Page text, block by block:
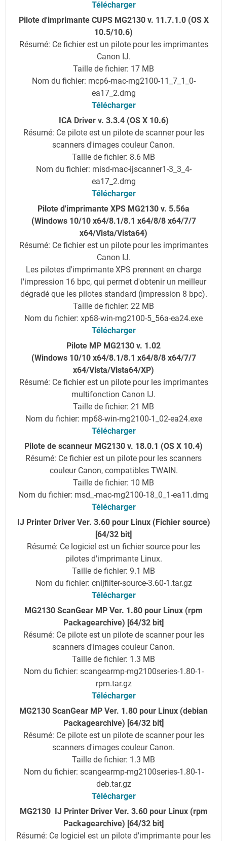
Télécharger
Pilote d'imprimante CUPS MG2130 v. 11.7.1.0 (OS X
10.5/10.6)
Résumé: Ce fichier est un pilote pour les imprimantes
Canon IJ.
Taille de fichier: 17 MB
Nom du fichier: mcp6-mac-mg2100-11_7_1_0-
ea17_2.dmg
Télécharger
ICA Driver v. 3.3.4 (OS X 10.6)
Résumé: Ce pilote est un pilote de scanner pour les
scanners d'images couleur Canon.
Taille de fichier: 8.6 MB
Nom du fichier: misd-mac-ijscanner1-3_3_4-
ea17_2.dmg
Télécharger
Pilote d'imprimante XPS MG2130 v. 5.56a
(Windows 10/10 x64/8.1/8.1 x64/8/8 x64/7/7
x64/Vista/Vista64)
Résumé: Ce fichier est un pilote pour les imprimantes
Canon IJ.
Les pilotes d'imprimante XPS prennent en charge
l'impression 16 bpc, qui permet d'obtenir un meilleur
dégradé que les pilotes standard (impression 8 bpc).
Taille de fichier: 22 MB
Nom du fichier: xp68-win-mg2100-5_56a-ea24.exe
Télécharger
Pilote MP MG2130 v. 1.02
(Windows 10/10 x64/8.1/8.1 x64/8/8 x64/7/7
x64/Vista/Vista64/XP)
Résumé: Ce fichier est un pilote pour les imprimantes
multifonction Canon IJ.
Taille de fichier: 21 MB
Nom du fichier: mp68-win-mg2100-1_02-ea24.exe
Télécharger
Pilote de scanneur MG2130 v. 18.0.1 (OS X 10.4)
Résumé: Ce fichier est un pilote pour les scanners
couleur Canon, compatibles TWAIN.
Taille de fichier: 10 MB
Nom du fichier: msd_-mac-mg2100-18_0_1-ea11.dmg
Télécharger
IJ Printer Driver Ver. 3.60 pour Linux (Fichier source)
[64/32 bit]
Résumé: Ce logiciel est un fichier source pour les
pilotes d'imprimante Linux.
Taille de fichier: 9.1 MB
Nom du fichier: cnijfilter-source-3.60-1.tar.gz
Télécharger
MG2130 ScanGear MP Ver. 1.80 pour Linux (rpm
Packagearchive) [64/32 bit]
Résumé: Ce pilote est un pilote de scanner pour les
scanners d'images couleur Canon.
Taille de fichier: 1.3 MB
Nom du fichier: scangearmp-mg2100series-1.80-1-
rpm.tar.gz
Télécharger
MG2130 ScanGear MP Ver. 1.80 pour Linux (debian
Packagearchive) [64/32 bit]
Résumé: Ce pilote est un pilote de scanner pour les
scanners d'images couleur Canon.
Taille de fichier: 1.3 MB
Nom du fichier: scangearmp-mg2100series-1.80-1-
deb.tar.gz
Télécharger
MG2130 IJ Printer Driver Ver. 3.60 pour Linux (rpm
Packagearchive) [64/32 bit]
Résumé: Ce logiciel est un pilote d'imprimante pour les